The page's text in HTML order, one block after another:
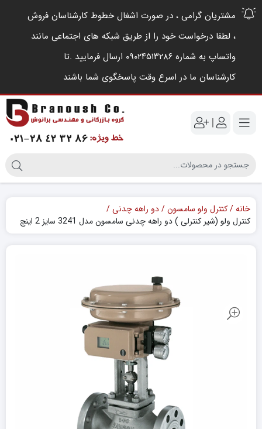
مشتریان گرامی ، در صورت اشغال خطوط کارشناسان فروش
، لطفا درخواست خود را از طریق شبکه های اجتماعی مانند
واتساپ به شماره ۰۹۰۲۴۵۱۳۲۸۶ ارسال فرمایید .‌تا
کارشناسان ما در اسرع وقت پاسخگوی شما باشند
|
خانه کنترل ولو سامسون
دو راهه چدنی
کنترل ولو (شیر کنترلی ) دو راهه چدنی سامسون مدل 3241 سایز 2 اینچ